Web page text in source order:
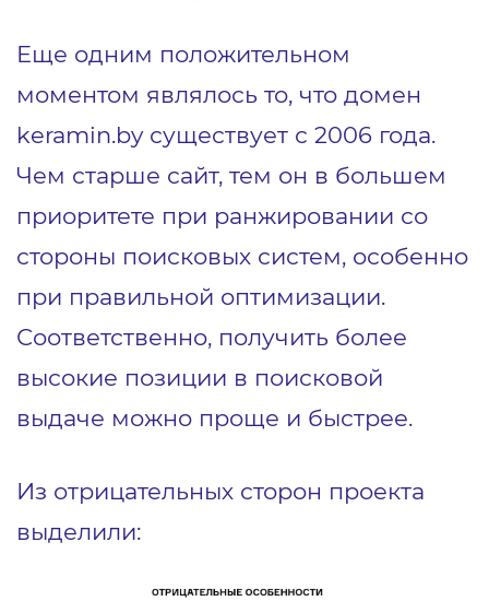
Еще одним положительном
моментом являлось то, что домен
keramin.by существует с 2006 года.
Чем старше сайт, тем он в большем
приоритете при ранжировании со
стороны поисковых систем, особенно
при правильной оптимизации.
Соответственно, получить более
высокие позиции в поисковой
выдаче можно проще и быстрее.
Из отрицательных сторон проекта
выделили: